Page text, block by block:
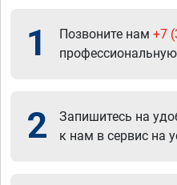
1 Позвоните нам +7
2
Запишитесь на
к нам в сервис на